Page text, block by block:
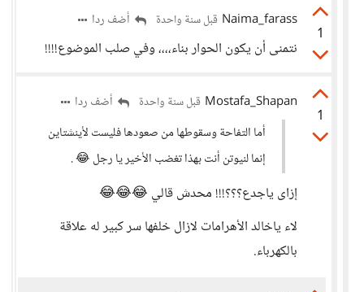
1
Naima_farass قبل سنة واحدة أضف ردا
نتمنى أن يكون الحوار بناء،،،، وفي صلب الموضوع!!!!
1
Mostafa_Shapan قبل سنة واحدة
أضف ردا
أما التفاحة وسقوطها من صعودها فليست لأينشتاين
إنما لنيوتن أنت بهذا تغضب الأخير يا رجل 😂 .
إزاى ياجدع؟؟؟!!! محدش قالي 😂😂😂
لاء ياخالد الأهرامات لازال خلفها سر كبير له علاقة
بالكهرباء.